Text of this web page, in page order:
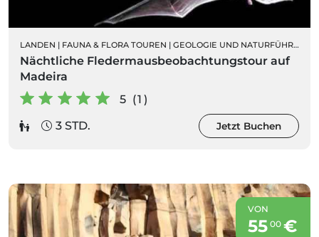
LANDEN | FAUNA & FLORA TOUREN | GEOLOGIE UND NATURFÜHRUNGEN
Nächtliche Fledermausbeobachtungstour auf
Madeira
5 (1)
3 STD.
Jetzt Buchen
VON
55 00€